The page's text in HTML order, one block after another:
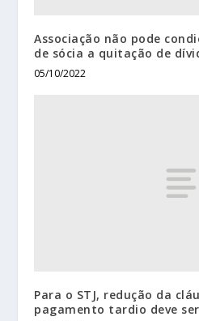
Associação não pode
de sócia a quitação de
05/10/2022
Para o STJ, redução da
pagamento tardio deve